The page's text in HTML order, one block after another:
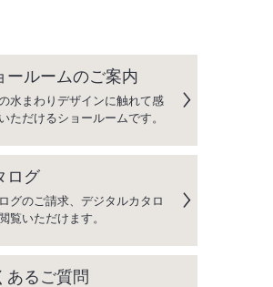
ールームのご案内
水まわりデザインに触れて感
ただけるショールームです。
ログ
グのご請求、デジタルカタロ
覧いただけます。
あるご質問